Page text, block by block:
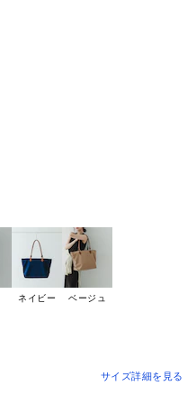
ネイビー ベージュ
サイズ詳細を見る